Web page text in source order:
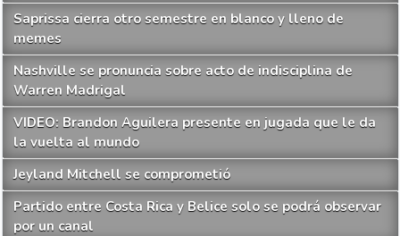
Saprissa cierra otro semestre en blanco y lleno de
memes
Nashville se pronuncia sobre acto de indisciplina de
Warren Madrigal
VIDEO: Brandon Aguilera presente en jugada que le da
la vuelta al mundo
Jeyland Mitchell se comprometió
Partido entre Costa Rica y Belice solo se podrá observar
por un canal